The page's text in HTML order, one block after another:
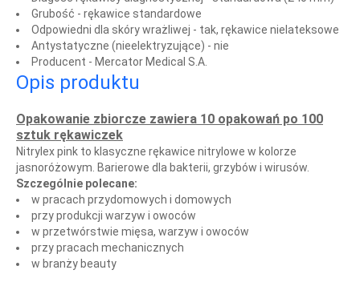
Grubość - rękawice standardowe
Odpowiedni dla skóry wrażliwej - tak, rękawice nielateksowe
Antystatyczne (nieelektryzujące) - nie
Producent - Mercator Medical S.A.
Opis produktu
Opakowanie zbiorcze zawiera 10 opakowań po 100
sztuk rękawiczek
Nitrylex pink to klasyczne rękawice nitrylowe w kolorze
jasnoróżowym. Barierowe dla bakterii, grzybów i wirusów.
Szczególnie polecane:
w pracach przydomowych i domowych
przy produkcji warzyw i owoców
w przetwórstwie mięsa, warzyw i owoców
przy pracach mechanicznych
w branży beauty